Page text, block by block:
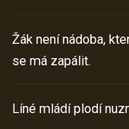
Žák není nádoba,
se má zapálit.
Líné mládí plodí